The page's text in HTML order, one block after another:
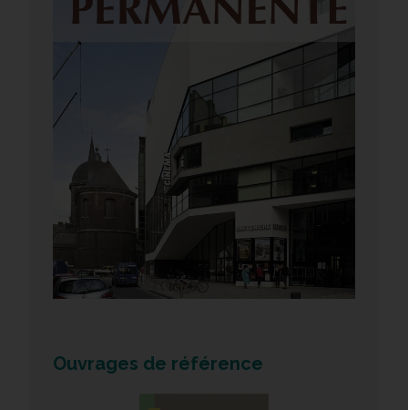
Ouvrages de référence